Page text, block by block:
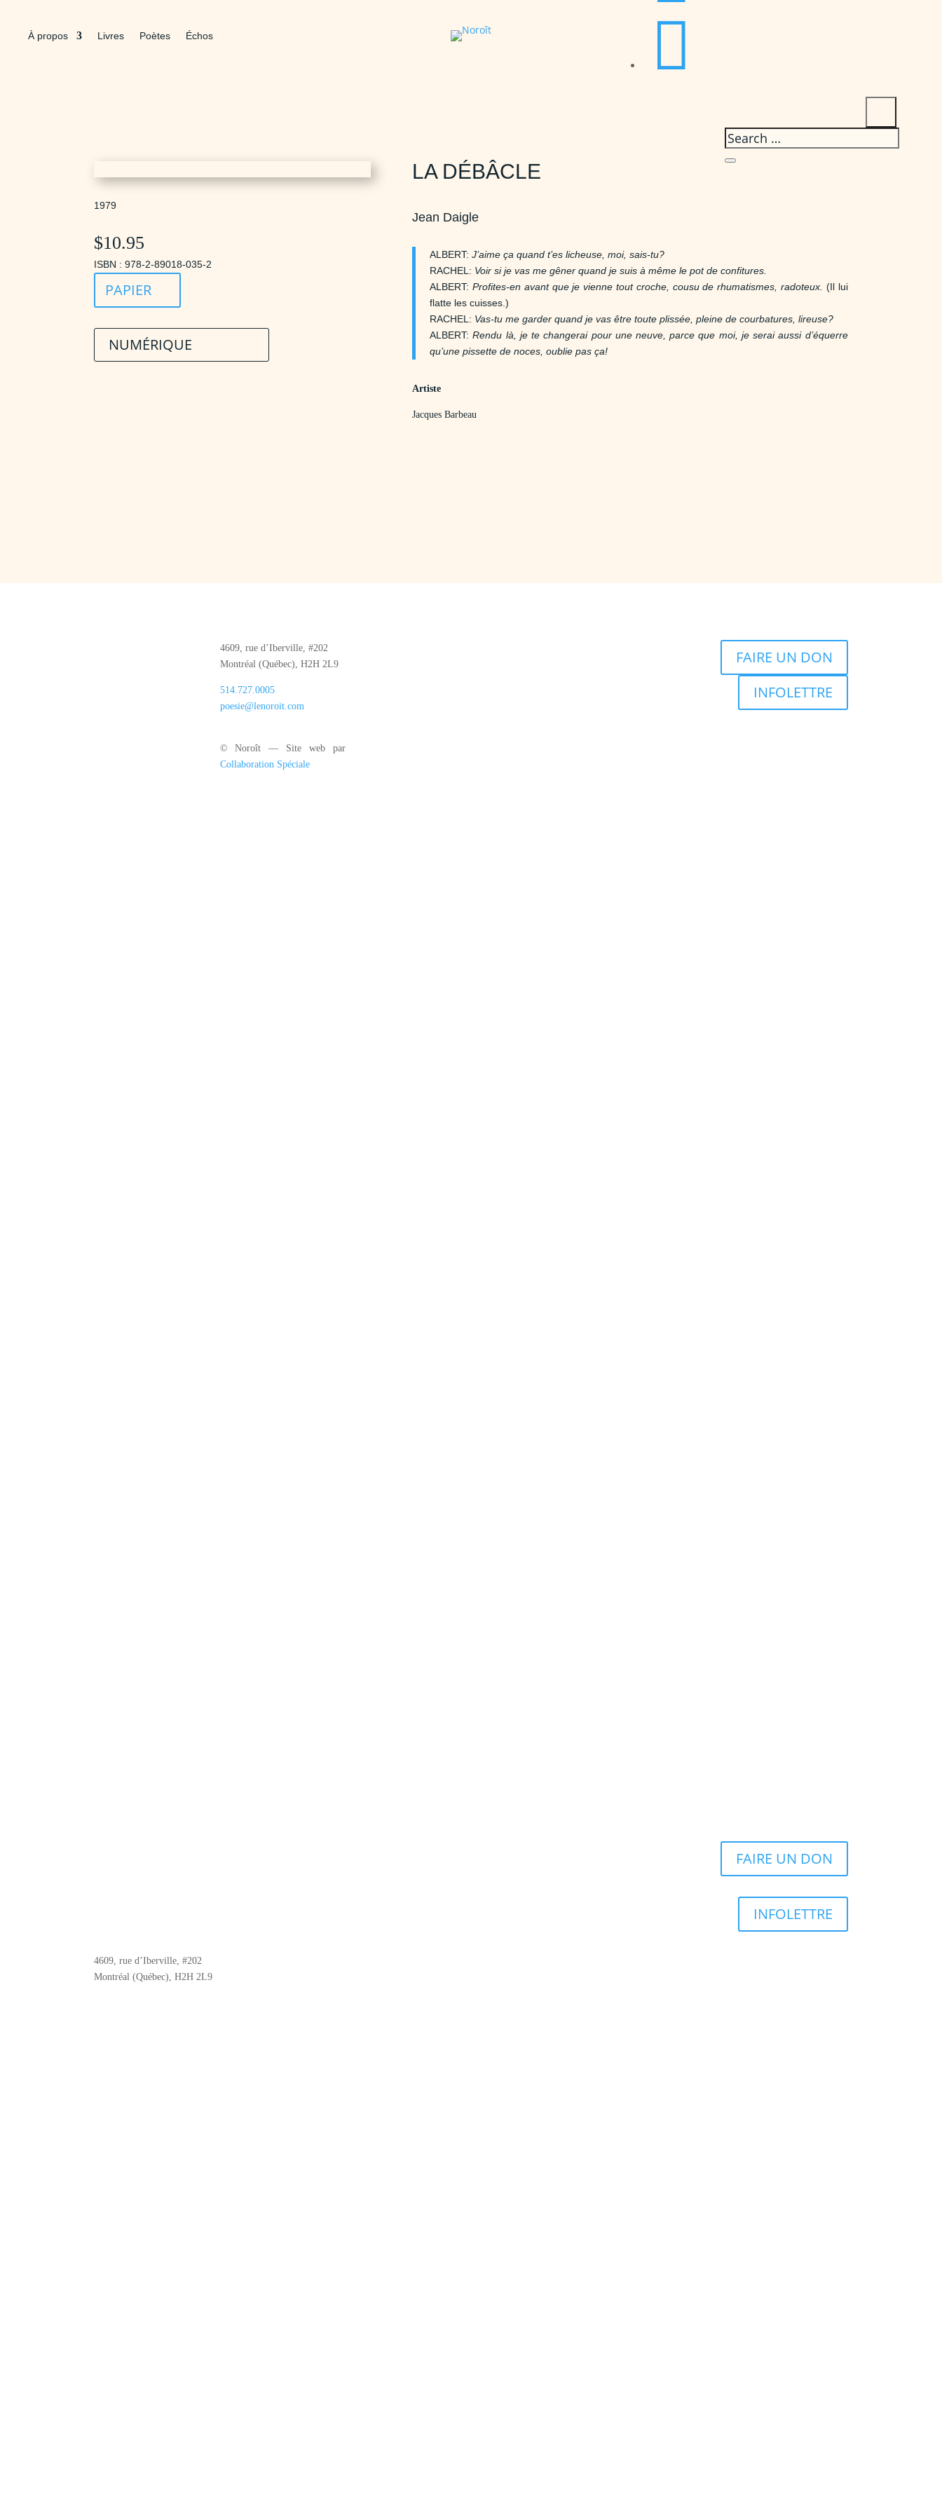
À propos Livres Poètes Échos

1979
$10.95
ISBN : 978-2-89018-035-2
PAPIER
NUMÉRIQUE
LA DÉBÂCLE
Jean Daigle
ALBERT:J’aime ça quand t’es licheuse, moi, sais-tu?
RACHEL: Voir si je vas me gêner quand je suis à même le pot de confitures.
ALBERT: Profites-en avant que je vienne tout croche, cousu de rhumatismes, radoteux. (Il lui
flatte les cuisses.)
RACHEL: Vas-tu me garder quand je vas être toute plissée, pleine de courbatures, lireuse?
ALBERT:Rendu là, je te changerai pour une neuve, parce que moi, je serai aussi d’équerre
qu’une pissette de noces, oublie pas ça!
Artiste
Jacques Barbeau
4609, rue d’Iberville, #202
Montréal (Québec), H2H 2L9
514.727.0005
poesie@lenoroit.com
© Noroît — Site web par
Collaboration Spéciale
FAIRE UN DON
INFOLETTRE
FAIRE UN DON
INFOLETTRE
4609, rue d’Iberville, #202
Montréal (Québec), H2H 2L9